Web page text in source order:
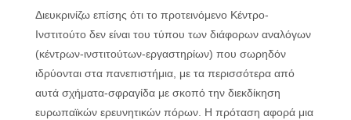
Διευκρινίζω επίσης ότι το προτεινόμενο Κέντρο-
Ινστιτούτο δεν είναι του τύπου των διάφορων αναλόγων
(κέντρων-ινστιτούτων-εργαστηρίων) που σωρηδόν
ιδρύονται στα πανεπιστήμια, με τα περισσότερα από
αυτά σχήματα-σφραγίδα με σκοπό την διεκδίκηση
ευρωπαϊκών ερευνητικών πόρων. Η πρόταση αφορά μια